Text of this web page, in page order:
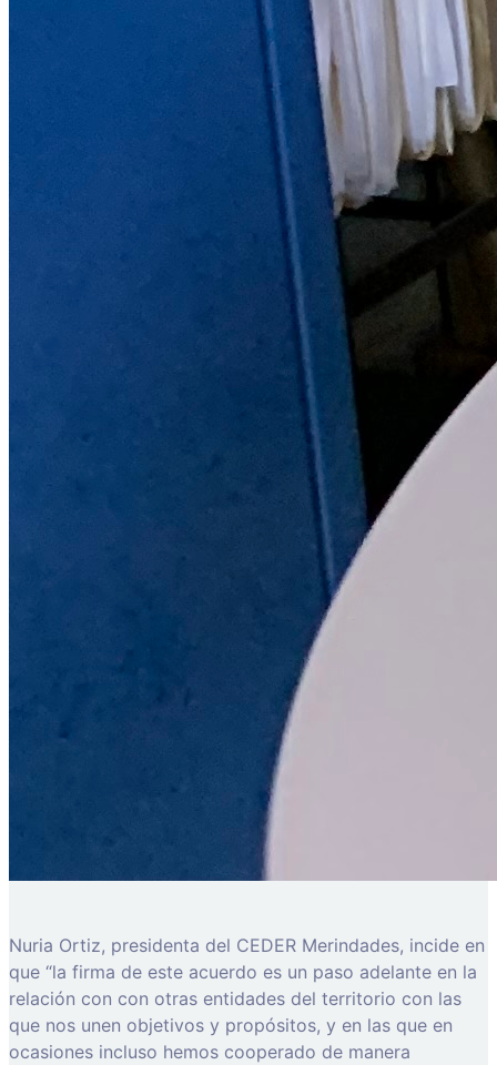
Nuria Ortiz, presidenta del CEDER Merindades, incide en
que “la firma de este acuerdo es un paso adelante en la
relación con con otras entidades del territorio con las
que nos unen objetivos y propósitos, y en las que en
ocasiones incluso hemos cooperado de manera